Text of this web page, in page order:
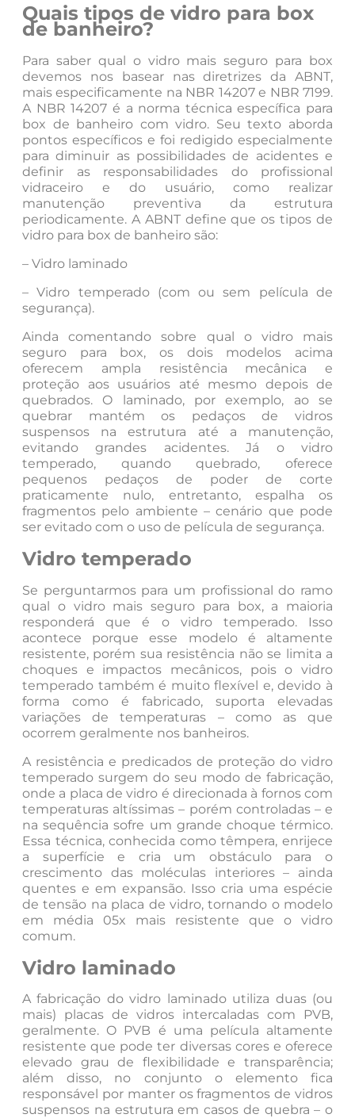
Quais tipos de vidro para box
de banheiro?
Para saber qual o vidro mais seguro para box
devemos nos basear nas diretrizes da ABNT,
mais especificamente na NBR 14207 e NBR 7199.
A NBR 14207 é a norma técnica específica para
box de banheiro com vidro. Seu texto aborda
pontos específicos e foi redigido especialmente
para diminuir as possibilidades de acidentes e
definir as responsabilidades do profissional
vidraceiro e do usuário, como realizar
manutenção preventiva da estrutura
periodicamente. A ABNT define que os tipos de
vidro para box de banheiro são:
– Vidro laminado
– Vidro temperado (com ou sem película de
segurança).
Ainda comentando sobre qual o vidro mais
seguro para box, os dois modelos acima
oferecem ampla resistência mecânica e
proteção aos usuários até mesmo depois de
quebrados. O laminado, por exemplo, ao se
quebrar mantém os pedaços de vidros
suspensos na estrutura até a manutenção,
evitando grandes acidentes. Já o vidro
temperado, quando quebrado, oferece
pequenos pedaços de poder de corte
praticamente nulo, entretanto, espalha os
fragmentos pelo ambiente – cenário que pode
ser evitado com o uso de película de segurança.
Vidro temperado
Se perguntarmos para um profissional do ramo
qual o vidro mais seguro para box, a maioria
responderá que é o vidro temperado. Isso
acontece porque esse modelo é altamente
resistente, porém sua resistência não se limita a
choques e impactos mecânicos, pois o vidro
temperado também é muito flexível e, devido à
forma como é fabricado, suporta elevadas
variações de temperaturas – como as que
ocorrem geralmente nos banheiros.
A resistência e predicados de proteção do vidro
temperado surgem do seu modo de fabricação,
onde a placa de vidro é direcionada à fornos com
temperaturas altíssimas – porém controladas – e
na sequência sofre um grande choque térmico.
Essa técnica, conhecida como têmpera, enrijece
a superfície e cria um obstáculo para o
crescimento das moléculas interiores – ainda
quentes e em expansão. Isso cria uma espécie
de tensão na placa de vidro, tornando o modelo
em média 05x mais resistente que o vidro
comum.
Vidro laminado
A fabricação do vidro laminado utiliza duas (ou
mais) placas de vidros intercaladas com PVB,
geralmente. O PVB é uma película altamente
resistente que pode ter diversas cores e oferece
elevado grau de flexibilidade e transparência;
além disso, no conjunto o elemento fica
responsável por manter os fragmentos de vidros
suspensos na estrutura em casos de quebra – o